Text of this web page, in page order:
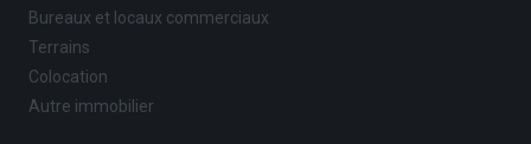
Bureaux et locaux commerciaux
Terrains
Colocation
Autre immobilier